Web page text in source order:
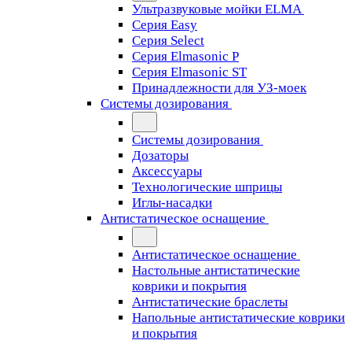
Ультразвуковые мойки ELMA
Серия Easy
Серия Select
Серия Elmasonic P
Серия Elmasonic ST
Принадлежности для УЗ-моек
Системы дозирования
Системы дозирования
Дозаторы
Аксессуары
Технологические шприцы
Иглы-насадки
Антистатическое оснащение
Антистатическое оснащение
Настольные антистатические
коврики и покрытия
Антистатические браслеты
Напольные антистатические коврики
и покрытия